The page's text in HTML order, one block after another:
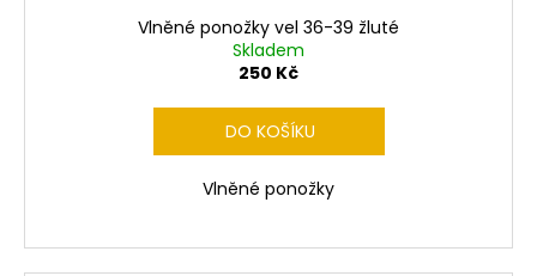
Vlněné ponožky vel 36-39 žluté
Skladem
250 Kč
DO KOŠÍKU
Vlněné ponožky